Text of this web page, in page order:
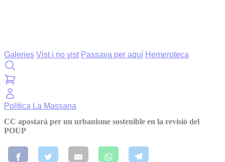
Galeries Vist i no vist Passava per aquí Hemeroteca
Política La Massana
CC apostarà per un urbanisme sostenible en la revisió del
POUP